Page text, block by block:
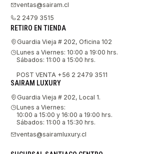
ventas@sairam.cl
2 2479 3515
RETIRO EN TIENDA
Guardia Vieja # 202, Oficina 102
Lunes a Viernes: 10:00 a 19:00 hrs.
Sábados: 11:00 a 15:00 hrs.
POST VENTA +56 2 2479 3511
SAIRAM LUXURY
Guardia Vieja # 202, Local 1.
Lunes a Viernes:
10:00 a 15:00 y 16:00 a 19:00 hrs.
Sábados: 11:00 a 15:30 hrs.
ventas@sairamluxury.cl